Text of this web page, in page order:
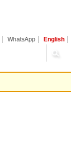
WhatsApp English